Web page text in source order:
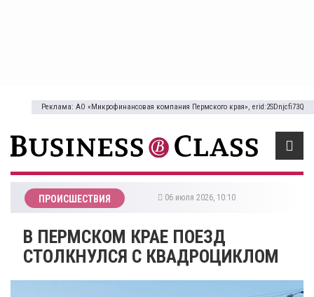
Реклама: АО «Микрофинансовая компания Пермского края», erid:2SDnjcfi73Q
ПРОИСШЕСТВИЯ 06 июля 2026, 10:10
В ПЕРМСКОМ КРАЕ ПОЕЗД
СТОЛКНУЛСЯ С КВАДРОЦИКЛОМ